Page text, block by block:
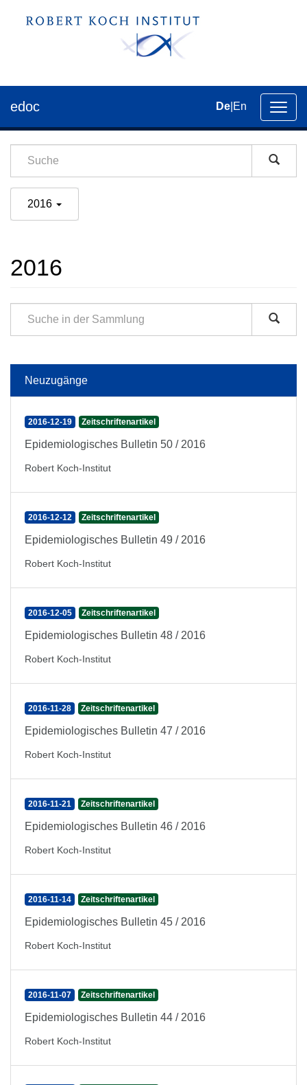
der
edoc De En
2016
2016
Neuzugänge
2016-12-19 Zeitschriftenartikel
Epidemiologisches Bulletin 50 / 2016
Robert Koch-Institut
2016-12-12 Zeitschriftenartikel
Epidemiologisches Bulletin 49 / 2016
Robert Koch-Institut
2016-12-05 Zeitschriftenartikel
Epidemiologisches Bulletin 48 / 2016
Robert Koch-Institut
2016-11-28 Zeitschriftenartikel
Epidemiologisches Bulletin 47 / 2016
Robert Koch-Institut
2016-11-21 Zeitschriftenartikel
Epidemiologisches Bulletin 46 / 2016
Robert Koch-Institut
2016-11-14 Zeitschriftenartikel
Epidemiologisches Bulletin 45 / 2016
Robert Koch-Institut
2016-11-07 Zeitschriftenartikel
Epidemiologisches Bulletin 44 / 2016
Robert Koch-Institut